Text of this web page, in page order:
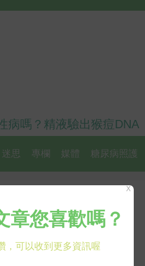
病嗎？精液驗出猴痘DNA
迷思 專欄 媒體 糖尿病照護
5種藥物」者
X